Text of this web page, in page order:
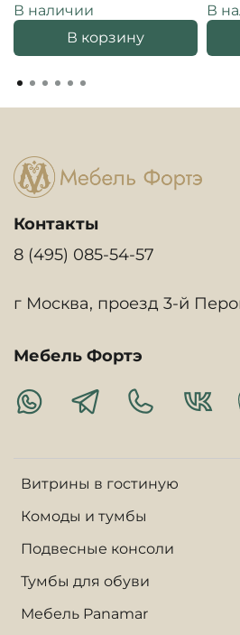
В наличии
В корзину
В
Витрины в гостиную
Комоды и тумбы
Подвесные консоли
Тумбы для обуви
Мебель Panamar
Контакты
8 (495) 085-54-57
г Москва, проезд 3-й
Мебель Фортэ